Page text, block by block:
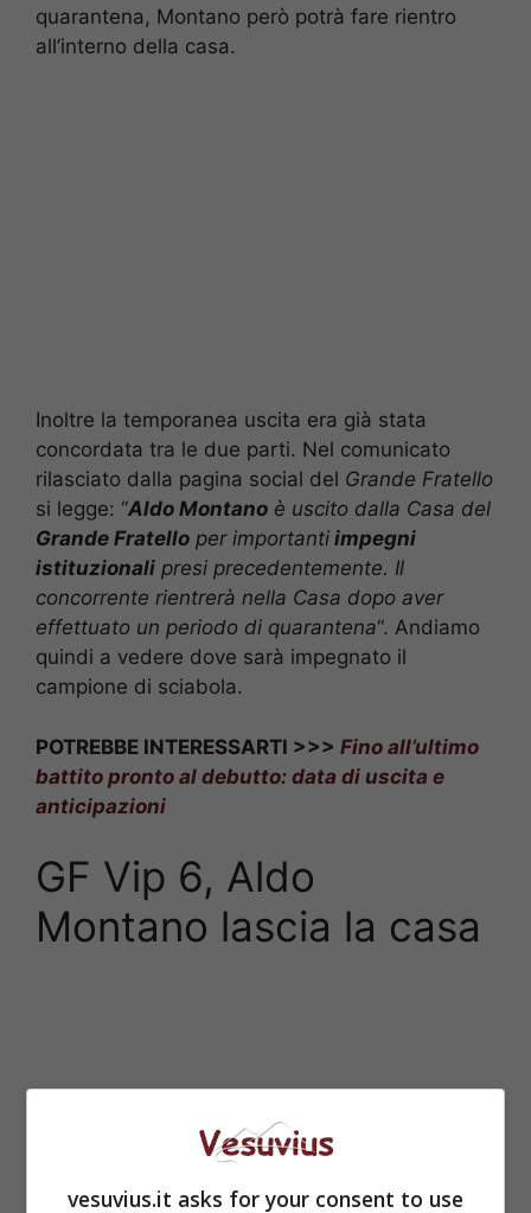
quarantena, Montano però potrà fare rientro
all’interno della casa.
Inoltre la temporanea uscita era già stata
concordata tra le due parti. Nel comunicato
rilasciato dalla pagina social del Grande Fratello
si legge: “Aldo Montano è uscito dalla Casa del
Grande Fratello per importanti impegni
istituzionali presi precedentemente. Il
concorrente rientrerà nella Casa dopo aver
effettuato un periodo di quarantena“. Andiamo
quindi a vedere dove sarà impegnato il
campione di sciabola.
POTREBBE INTERESSARTI >>> Fino all’ultimo
battito pronto al debutto: data di uscita e
anticipazioni
GF Vip 6, Aldo
Montano lascia la casa
vesuvius.it asks for your consent to use